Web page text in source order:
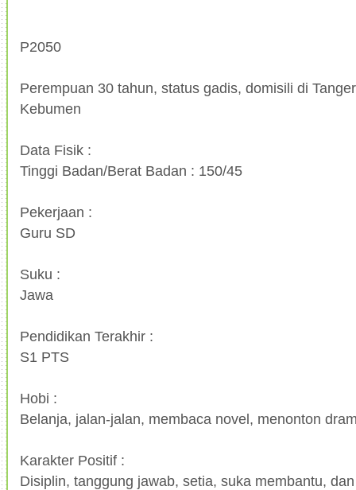
P2050
Perempuan 30 tahun, status gadis, domisili di
Kebumen
Data Fisik :
Tinggi Badan/Berat Badan : 150/45
Pekerjaan :
Guru SD
Suku :
Jawa
Pendidikan Terakhir :
S1 PTS
Hobi :
Belanja, jalan-jalan, membaca novel, menonton
Karakter Positif :
Disiplin, tanggung jawab, setia, suka membantu,